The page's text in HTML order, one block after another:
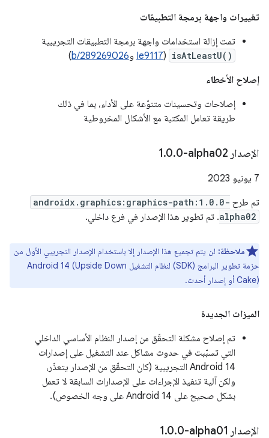
تغييرات واجهة برمجة التطبيقات
تمت إزالة استخدامات واجهة برمجة التطبيقات التجريبية
isAtLeastU()
(
Ie9117 وb/289269026
)
إصلاح الأخطاء
إصلاحات وتحسينات متنوّعة على الأداء، بما في ذلك
طريقة تعامل المكتبة مع الأشكال المخروطية
الإصدار ‎1 .0.0-alpha02
‫7 يونيو 2023
تم طرح androidx.graphics:graphics-path:1.0.0-
alpha02. تم تطوير هذا الإصدار في فرع داخلي.
ملاحظة: لن يتم تجميع هذا الإصدار إلا باستخدام الإصدار التجريبي الأول من
حزمة تطوير البرامج (SDK) لنظام التشغيل Android 14 (Upside Down
Cake) أو إصدار أحدث.
الميزات الجديدة
تم إصلاح مشكلة التحقّق من إصدار النظام الأساسي الداخلي
التي تسبّبت في حدوث مشاكل عند التشغيل على إصدارات
Android 14 التجريبية (كان التحقّق من الإصدار يتعذّر،
ولكن آلية تنفيذ الإجراءات على الإصدارات السابقة لا تعمل
بشكل صحيح على Android 14 على وجه الخصوص).
الإصدار ‎1 .0.0-alpha01